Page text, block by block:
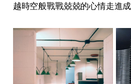
越時空般戰戰兢兢的心情走進成